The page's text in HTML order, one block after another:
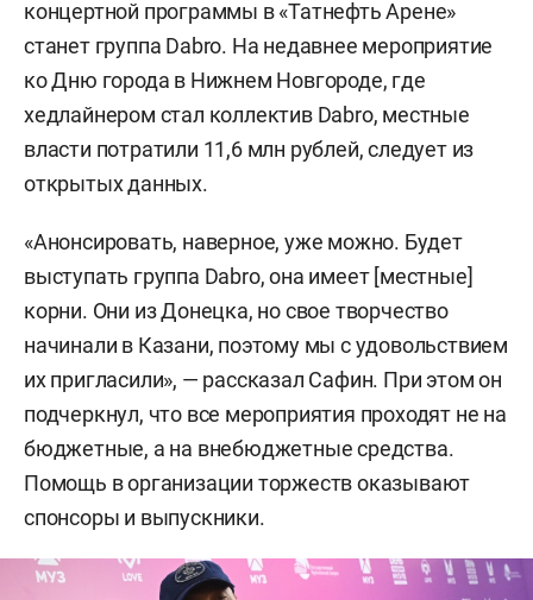
концертной программы в «Татнефть Арене»
станет группа Dabro. На недавнее мероприятие
ко Дню города в Нижнем Новгороде, где
хедлайнером стал коллектив Dabro, местные
власти потратили 11,6 млн рублей, следует из
открытых данных.
«Анонсировать, наверное, уже можно. Будет
выступать группа Dabro, она имеет [местные]
корни. Они из Донецка, но свое творчество
начинали в Казани, поэтому мы с удовольствием
их пригласили», — рассказал Сафин. При этом он
подчеркнул, что все мероприятия проходят не на
бюджетные, а на внебюджетные средства.
Помощь в организации торжеств оказывают
спонсоры и выпускники.